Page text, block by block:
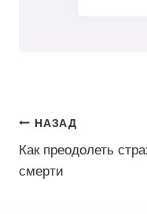
Навигация
по
записям
НАЗАД
Как преодолеть
смерти